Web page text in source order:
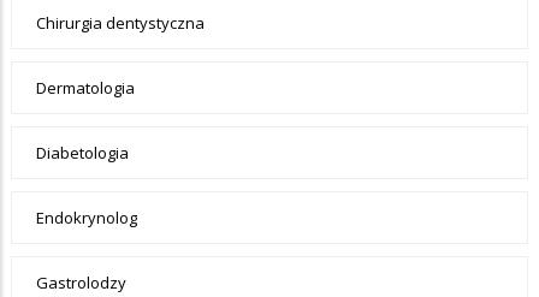
Chirurgia dentystyczna
Dermatologia
Diabetologia
Endokrynolog
Gastrolodzy